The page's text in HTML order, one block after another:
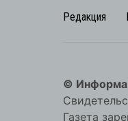
Редакция
©
Газета